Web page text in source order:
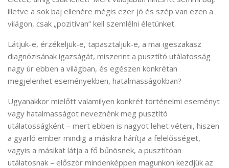
illetve a sok baj ellenére mégis ezer jó és szép van ezen a
világon, csak „pozitívan” kell szemlélni életünket.
Látjuk-e, érzékeljük-e, tapasztaljuk-e, a mai igeszakasz
diagnózisának igazságát, miszerint a pusztító utálatosság
nagy úr ebben a világban, és egészen konkrétan
megjelenhet eseményekben, hatalmasságokban?
Ugyanakkor mielőtt valamilyen konkrét történelmi eseményt
vagy hatalmasságot neveznénk meg pusztító
utálatosságként – mert ebben is nagyot lehet véteni, hiszen
a gyarló ember mindig a másikra hárítja a felelősséget,
vagyis a másikat látja a fő bűnösnek, a pusztítóan
utálatosnak – először mindenképpen magunkon kezdjük az